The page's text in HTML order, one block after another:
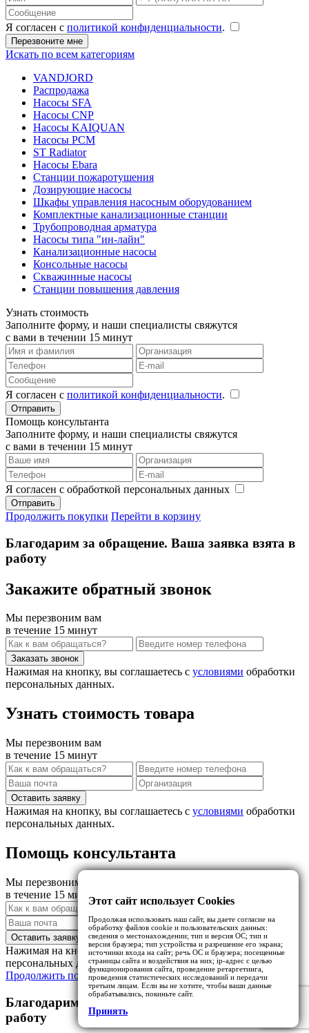
Я согласен с политикой конфиденциальности.
Искать по всем категориям
VANDJORD
Распродажа
Насосы SFA
Насосы CNP
Насосы KAIQUAN
Насосы PCM
ST Radiator
Насосы Ebara
Станции пожаротушения
Дозирующие насосы
Шкафы управления насосным оборудованием
Комплектные канализационные станции
Трубопроводная арматура
Насосы типа "ин-лайн"
Канализационные насосы
Консольные насосы
Скважинные насосы
Станции повышения давления
Узнать стоимость
Заполните форму, и наши специалисты свяжутся
с вами в течении 15 минут
Я согласен с политикой конфиденциальности.
Помощь консультанта
Заполните форму, и наши специалисты свяжутся
с вами в течении 15 минут
Я согласен с обработкой персональных данных
Продолжить покупки Перейти в корзину
Благодарим за обращение. Ваша заявка взята в
работу
Закажите обратный звонок
Мы перезвоним вам
в течение 15 минут
Нажимая на кнопку, вы соглашаетесь с условиями обработки
персональных данных.
Узнать стоимость товара
Мы перезвоним вам
в течение 15 минут
Нажимая на кнопку, вы соглашаетесь с условиями обработки
персональных данных.
Помощь консультанта
Мы перезвоним вам
в течение 15 минут
Нажимая на кнопку, вы соглашаетесь сусловиямиобработки
персональных данных.
Продолжить покупки Перейти в корзину
Благодарим за обращение. Ваша заявка взята в
работу
Этот сайт использует Cookies
Продолжая использовать наш сайт, вы даете согласие на
обработку файлов cookie и пользовательских данных:
сведения о местонахождении; тип и версия ОС; тип и
версия браузера; тип устройства и разрешение его экрана;
источники входа на сайт; речь ОС и браузера; посещенные
страницы сайта и воздействия на них; ip-адрес с целью
функционирования сайта, проведение ретаргетинга,
проведения статистических исследований и передачи
третьим лицам. Если вы не хотите, чтобы ваши данные
обрабатывались, покиньте сайт.
Принять